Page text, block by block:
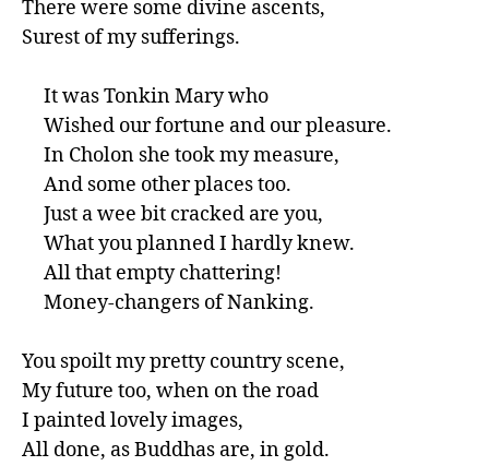
There were some divine ascents,
Surest of my sufferings.
You spoilt my pretty country scene,
My future too, when on the road
I painted lovely images,
All done, as Buddhas are, in gold.